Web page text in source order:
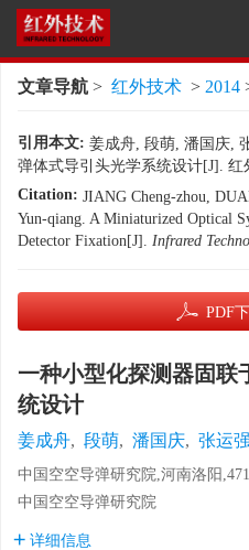
文章导航 > 红外技术 > 2014
引用本文: 姜成舟, 段萌, 潘国庆,
弹体式导引头光学系统设计[J]. 红
Citation: JIANG Cheng-zhou,
Yun-qiang. A Miniaturized Optical
Detector Fixation[J]. Infrared
PDF
一种小型化探测器固联
统设计
姜成舟, 段萌, 潘国庆, 张运强
中国空空导弹研究院,河南洛阳
中国空空导弹研究院
详细信息